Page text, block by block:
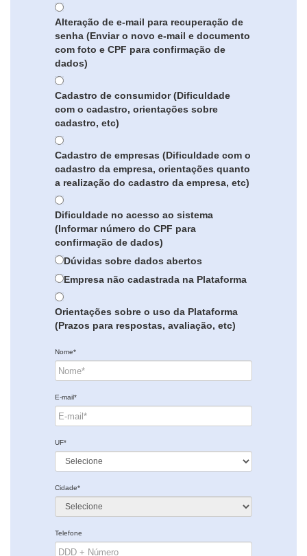
Alteração de e-mail para recuperação de
senha (Enviar o novo e-mail e documento
com foto e CPF para confirmação de
dados)
Cadastro de consumidor (Dificuldade
com o cadastro, orientações sobre
cadastro, etc)
Cadastro de empresas (Dificuldade com o
cadastro da empresa, orientações quanto
a realização do cadastro da empresa, etc)
Dificuldade no acesso ao sistema
(Informar número do CPF para
confirmação de dados)
Dúvidas sobre dados abertos
Empresa não cadastrada na Plataforma
Orientações sobre o uso da Plataforma
(Prazos para respostas, avaliação, etc)
Nome*
E-mail*
UF*
Cidade*
Telefone